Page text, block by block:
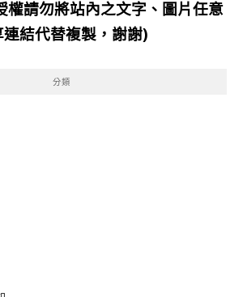
權請勿將站內之文字、圖片任意
結代替複製，謝謝)
分類